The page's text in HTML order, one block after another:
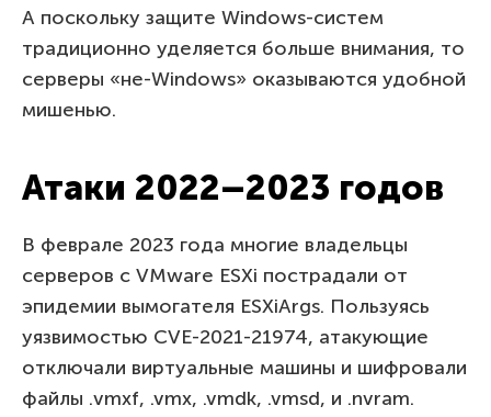
А поскольку защите Windows-систем
традиционно уделяется больше внимания, то
серверы «не-Windows» оказываются удобной
мишенью.
Атаки 2022–2023 годов
В феврале 2023 года многие владельцы
серверов с VMware ESXi пострадали от
эпидемии вымогателя ESXiArgs. Пользуясь
уязвимостью CVE-2021-21974, атакующие
отключали виртуальные машины и шифровали
файлы .vmxf, .vmx, .vmdk, .vmsd, и .nvram.